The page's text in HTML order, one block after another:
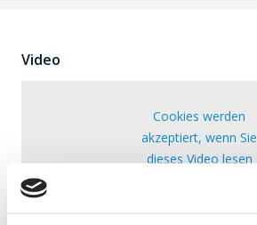
Video
Cookies werden
akzeptiert, wenn Sie
dieses Video lesen